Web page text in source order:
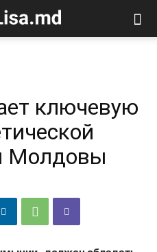
ключевую
Молдовы